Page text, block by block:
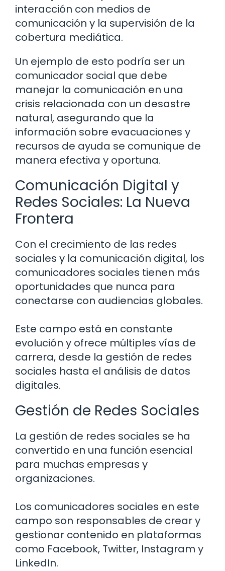
interacción con medios de
comunicación y la supervisión de la
cobertura mediática.
Un ejemplo de esto podría ser un
comunicador social que debe
manejar la comunicación en una
crisis relacionada con un desastre
natural, asegurando que la
información sobre evacuaciones y
recursos de ayuda se comunique de
manera efectiva y oportuna.
Comunicación Digital y
Redes Sociales: La Nueva
Frontera
Con el crecimiento de las redes
sociales y la comunicación digital, los
comunicadores sociales tienen más
oportunidades que nunca para
conectarse con audiencias globales.
Este campo está en constante
evolución y ofrece múltiples vías de
carrera, desde la gestión de redes
sociales hasta el análisis de datos
digitales.
Gestión de Redes Sociales
La gestión de redes sociales se ha
convertido en una función esencial
para muchas empresas y
organizaciones.
Los comunicadores sociales en este
campo son responsables de crear y
gestionar contenido en plataformas
como Facebook, Twitter, Instagram y
LinkedIn.